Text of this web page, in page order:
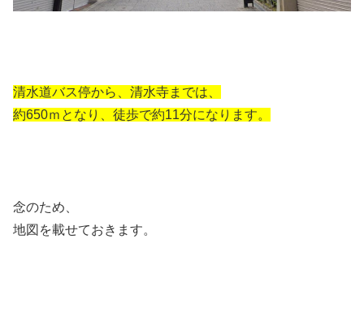
清水道バス停から、清水寺までは、
約650ｍとなり、徒歩で約11分になります。
念のため、
地図を載せておきます。